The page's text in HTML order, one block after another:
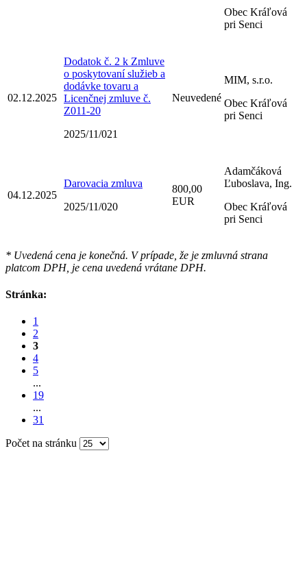
Obec Kráľová
pri Senci
02.12.2025
Dodatok č. 2 k Zmluve
o poskytovaní služieb a
dodávke tovaru a
Licenčnej zmluve č.
Z011-20
2025/11/021
Neuvedené
MIM, s.r.o.
Obec Kráľová
pri Senci
04.12.2025
Darovacia zmluva
2025/11/020
800,00
EUR
Adamčáková
Ľuboslava, Ing.
Obec Kráľová
pri Senci
* Uvedená cena je konečná. V prípade, že je zmluvná strana
platcom DPH, je cena uvedená vrátane DPH.
Stránka:
1
2
3
4
5
...
19
...
31
Počet na stránku